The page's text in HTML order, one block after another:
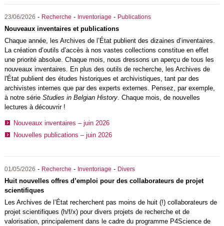
23/06/2026 - Recherche - Inventoriage - Publications
Nouveaux inventaires et publications
Chaque année, les Archives de l’État publient des dizaines d’inventaires.
La création d’outils d’accès à nos vastes collections constitue en effet
une priorité absolue. Chaque mois, nous dressons un aperçu de tous les
nouveaux inventaires. En plus des outils de recherche, les Archives de
l'État publient des études historiques et archivistiques, tant par des
archivistes internes que par des experts externes. Pensez, par exemple,
à notre série Studies in Belgian History. Chaque mois, de nouvelles
lectures à découvrir !
Nouveaux inventaires – juin 2026
Nouvelles publications – juin 2026
01/05/2026 - Recherche - Inventoriage - Divers
Huit nouvelles offres d’emploi pour des collaborateurs de projet
scientifiques
Les Archives de l’État recherchent pas moins de huit (!) collaborateurs de
projet scientifiques (h/f/x) pour divers projets de recherche et de
valorisation, principalement dans le cadre du programme P4Science de